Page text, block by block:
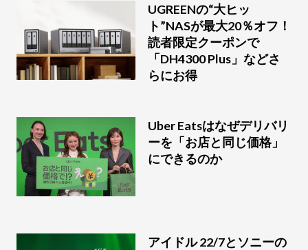
UGREENの“大ヒッ
ト”NASが最大20％オフ！
読者限定クーポンで
「DH4300 Plus」などさ
らにお得
Uber Eatsはなぜデリバリ
ーを「お店と同じ価格」
にできるのか
アイドル 22/7とソニーの